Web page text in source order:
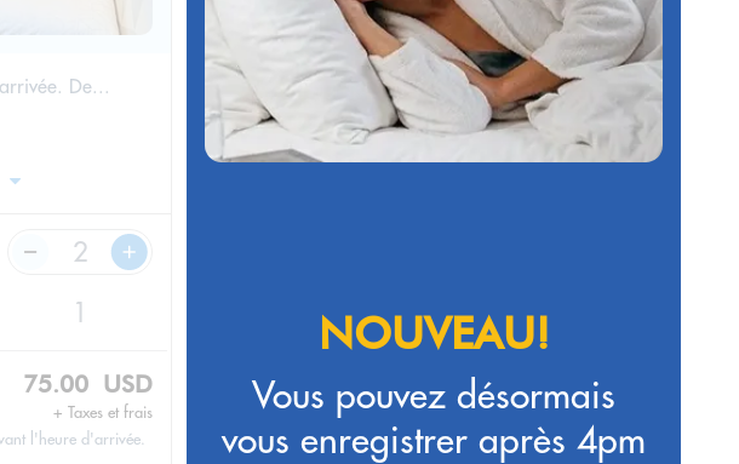
De...
75.00 USD
+ Taxes et frais
l'heure d'arrivée.
NOUVEAU!
Vous pouvez désormais
vous enregistrer après 4pm